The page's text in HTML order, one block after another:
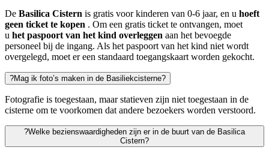
De Basilica Cistern is gratis voor kinderen van 0-6 jaar, en u hoeft
geen ticket te kopen . Om een gratis ticket te ontvangen, moet
u het paspoort van het kind overleggen aan het bevoegde
personeel bij de ingang. Als het paspoort van het kind niet wordt
overgelegd, moet er een standaard toegangskaart worden gekocht.
?Mag ik foto’s maken in de Basiliekcisterne?
Fotografie is toegestaan, maar statieven zijn niet toegestaan in de
cisterne om te voorkomen dat andere bezoekers worden verstoord.
?Welke bezienswaardigheden zijn er in de buurt van de Basilica
Cistern?